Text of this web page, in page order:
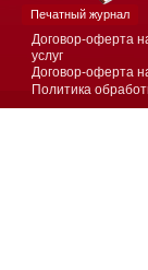
Договор-оферта
услуг
Договор-оферта
Политика
Печатный журнал